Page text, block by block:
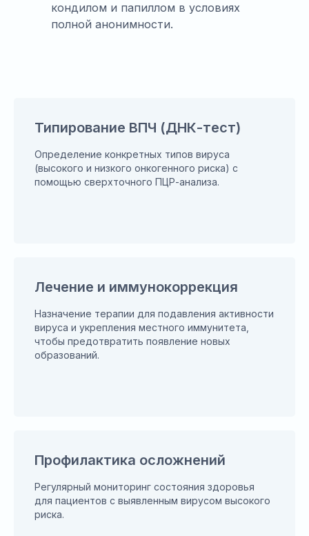
кондилом и папиллом в условиях
полной анонимности.
Типирование ВПЧ (ДНК-тест)
Определение конкретных типов вируса
(высокого и низкого онкогенного риска) с
помощью сверхточного ПЦР-анализа.
Лечение и иммунокоррекция
Назначение терапии для подавления активности
вируса и укрепления местного иммунитета,
чтобы предотвратить появление новых
образований.
Профилактика осложнений
Регулярный мониторинг состояния здоровья
для пациентов с выявленным вирусом высокого
риска.